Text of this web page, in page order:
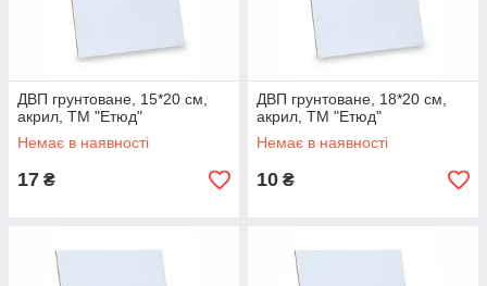
ДВП грунтоване, 15*20 см,
акрил, ТМ "Етюд"
Немає в наявності
17 ₴
ДВП грунтоване, 18*20 см,
акрил, ТМ "Етюд"
Немає в наявності
10 ₴